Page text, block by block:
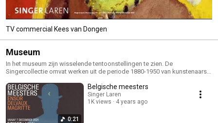
TV commercial Kees van Dongen
Museum
In het museum zijn wisselende tentoonstellingen te zien. De
Singercollectie omvat werken uit de periode 1880-1950 van kunstenaars
der Leck. Naast schilderijen en werken op papier bevat de collectie een
hoeveelheid prachtige beelden, waaronder zeven werken van Auguste
Rodin. Hiermee kan Singer bogen op de grootste verzameling van deze
beeldhouwer in Nederland, met als hoogtepunt 'De Denker' van Auguste
Rodin.
0:21
Belgische meesters
Singer Laren
1K views
4 years ago